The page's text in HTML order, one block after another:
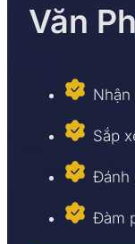
Văn
Sắp
Đánh
Đàm